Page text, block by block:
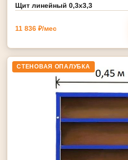
Щит линейный 0,3х3,3
11 836 ₽/мес
СТЕНОВАЯ ОПАЛУБКА